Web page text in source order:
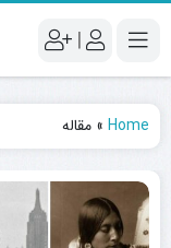
|
Home
» مقاله